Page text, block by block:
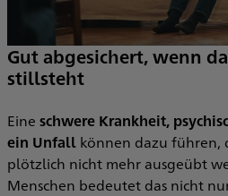
Gut abgesichert, wenn
stillsteht
Eine schwere Krankheit,
ein Unfall können dazu führen,
plötzlich nicht mehr ausgeübt
Menschen bedeutet das nicht